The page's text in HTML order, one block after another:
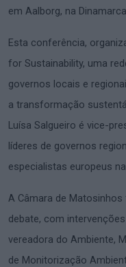
em Aalborg, na
Esta conferência,
for Sustainability, uma
governos locais e
a transformação
Luísa Salgueiro é vice-
líderes de governos
especialistas europeus
A Câmara de
debate, com
vereadora do Ambiente,
de Monitorização